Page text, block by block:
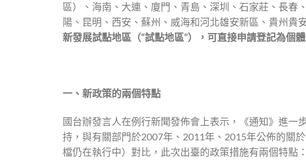
區）、海南、大連、廈門、青島、深圳、石家莊、長春
陽、昆明、西安、蘇州、威海和河北雄安新區、貴州貴
新發展試點地區（“試點地區”），可直接申請登記為個
一、新政策的兩個特點
國台辦發言人在例行新聞發佈會上表示，《通知》進一
持，與有關部門於2007年、2011年、2015年公佈的關
檔仍在執行中）對比，此次出臺的政策措施有兩個特點：